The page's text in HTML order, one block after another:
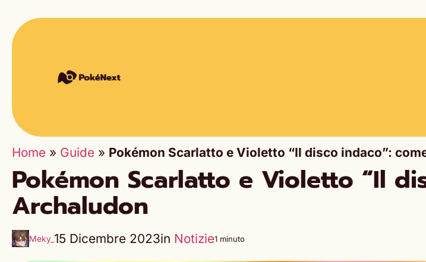
Home » Guide » Pokémon Scarlatto e Violetto “Il disco indaco”:
Pokémon Scarlatto e Violetto “Il
Archaludon
Meky_ 15 Dicembre 2023in Notizie1 minuto